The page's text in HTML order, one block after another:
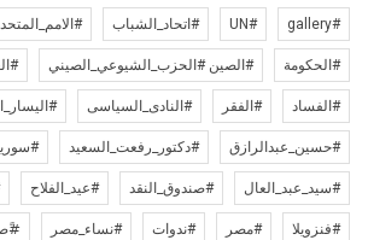
#gallery
#UN #اتحاد_الشباب
#الحكومة #الصين #الحزب_الشيوعي_الصيني
#الفساد #الفقر #النادى_السياسى
#حسين_عبدالرازق #دكتور_رفعت_السعيد
#سيد_عبد_العال #صندوق_النقد #عيد_الفلاح
#فنزويلا #مصر #ندوات #نساء_مصر